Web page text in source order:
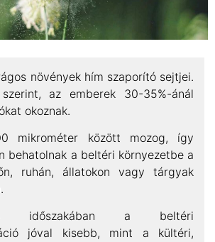
növények hím szaporító sejtjei.
az emberek 30-35%-ánál
okoznak.
mikrométer között mozog, így
behatolnak a beltéri környezetbe a
ruhán, állatokon vagy tárgyak
időszakában a beltéri
jóval kisebb, mint a kültéri,